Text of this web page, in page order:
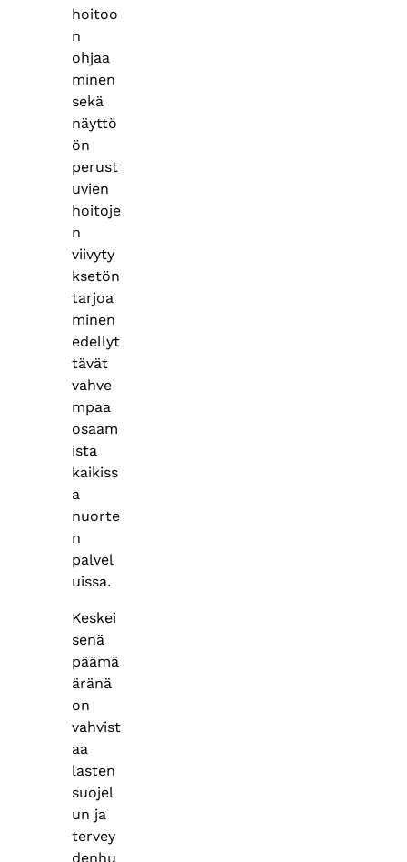
hoitoo
n
ohjaa
minen
sekä
näyttö
ön
perust
uvien
hoitoje
n
viivyty
ksetön
tarjoa
minen
edellyt
tävät
vahve
mpaa
osaam
ista
kaikiss
a
nuorte
n
palvel
uissa.
Keskei
senä
päämä
äränä
on
vahvist
aa
lasten
suojel
un ja
tervey
denhu